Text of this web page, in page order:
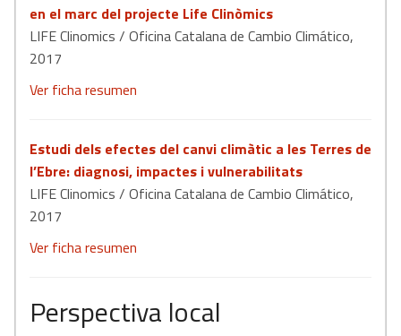
en el marc del projecte Life Clinòmics
LIFE Clinomics / Oficina Catalana de Cambio Climático,
2017
Ver ficha resumen
Estudi dels efectes del canvi climàtic a les Terres de
l’Ebre: diagnosi, impactes i vulnerabilitats
LIFE Clinomics / Oficina Catalana de Cambio Climático,
2017
Ver ficha resumen
Perspectiva local